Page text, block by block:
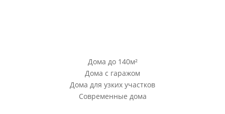
Дома до 140м²
Дома с гаражом
Дома для узких участков
Современные дома